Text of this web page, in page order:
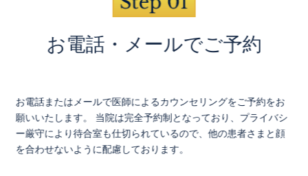
お電話・メールでご予約
お電話またはメールで医師によるカウンセリングをご予約をお
願いいたします。 当院は完全予約制となっており、プライバシ
ー厳守により待合室も仕切られているので、他の患者さまと顔
を合わせないように配慮しております。